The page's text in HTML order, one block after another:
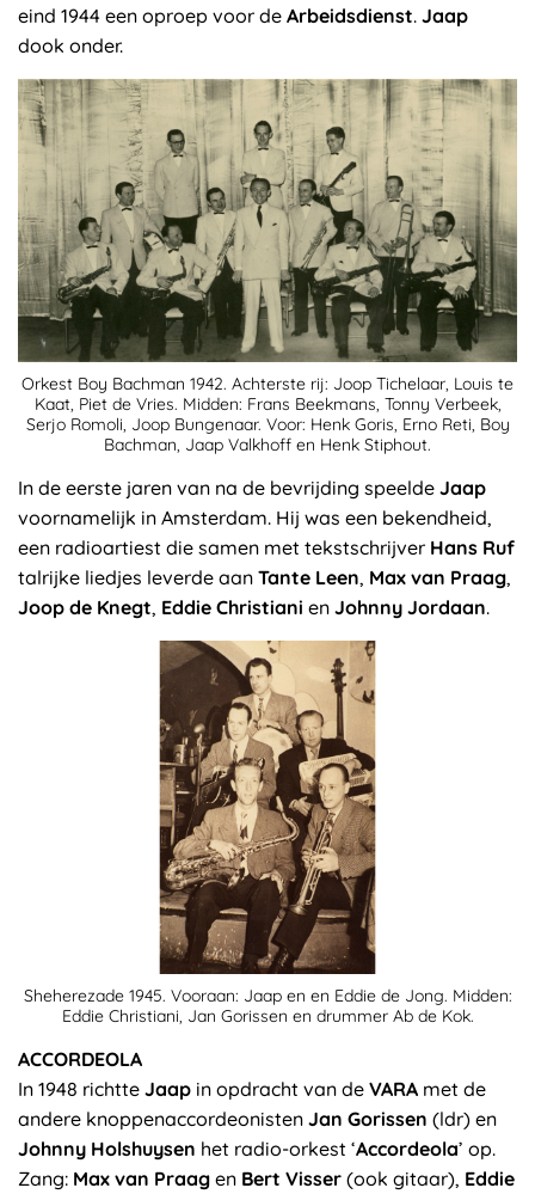
eind 1944 een oproep voor de Arbeidsdienst. Jaap
dook onder.
Orkest Boy Bachman 1942. Achterste rij: Joop Tichelaar, Louis te
Kaat, Piet de Vries. Midden: Frans Beekmans, Tonny Verbeek,
Serjo Romoli, Joop Bungenaar. Voor: Henk Goris, Erno Reti, Boy
Bachman, Jaap Valkhoff en Henk Stiphout.
In de eerste jaren van na de bevrijding speelde Jaap
voornamelijk in Amsterdam. Hij was een bekendheid,
een radioartiest die samen met tekstschrijver Hans Ruf
talrijke liedjes leverde aan Tante Leen, Max van Praag,
Joop de Knegt, Eddie Christiani en Johnny Jordaan.
Sheherezade 1945. Vooraan: Jaap en en Eddie de Jong. Midden:
Eddie Christiani, Jan Gorissen en drummer Ab de Kok.
ACCORDEOLA
In 1948 richtte Jaap in opdracht van de VARA met de
andere knoppenaccordeonisten Jan Gorissen (ldr) en
Johnny Holshuysen het radio-orkest ‘Accordeola’ op.
Zang: Max van Praag en Bert Visser (ook gitaar), Eddie